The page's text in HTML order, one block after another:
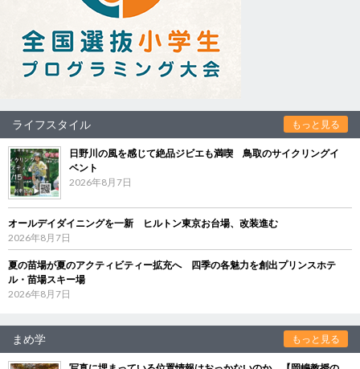
ライフスタイル もっと見る
日野川の風を感じて絶品ジビエも満喫 鳥取のサイクリングイ
ベント
2026年8月7日
オールデイダイニングを一新 ヒルトン東京お台場、改装進む
2026年8月7日
夏の苗場が夏のアクティビティー拡充へ 四季の各魅力を創出プリンスホテ
ル・苗場スキー場
2026年8月7日
まめ学 もっと見る